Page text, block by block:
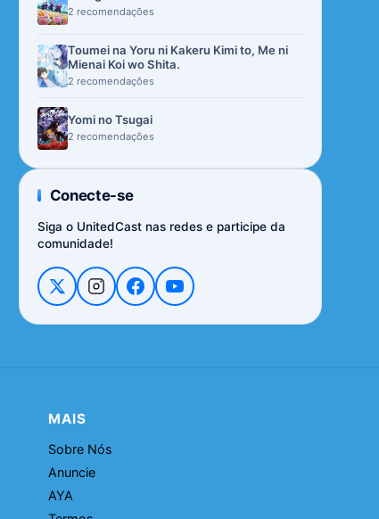
2 recomendações
Toumei na Yoru ni Kakeru Kimi to, Me ni
Mienai Koi wo Shita.
2 recomendações
Yomi no Tsugai
2 recomendações
Conecte-se
Siga o UnitedCast nas redes e participe da
comunidade!
MAIS
Sobre Nós
Anuncie
AYA